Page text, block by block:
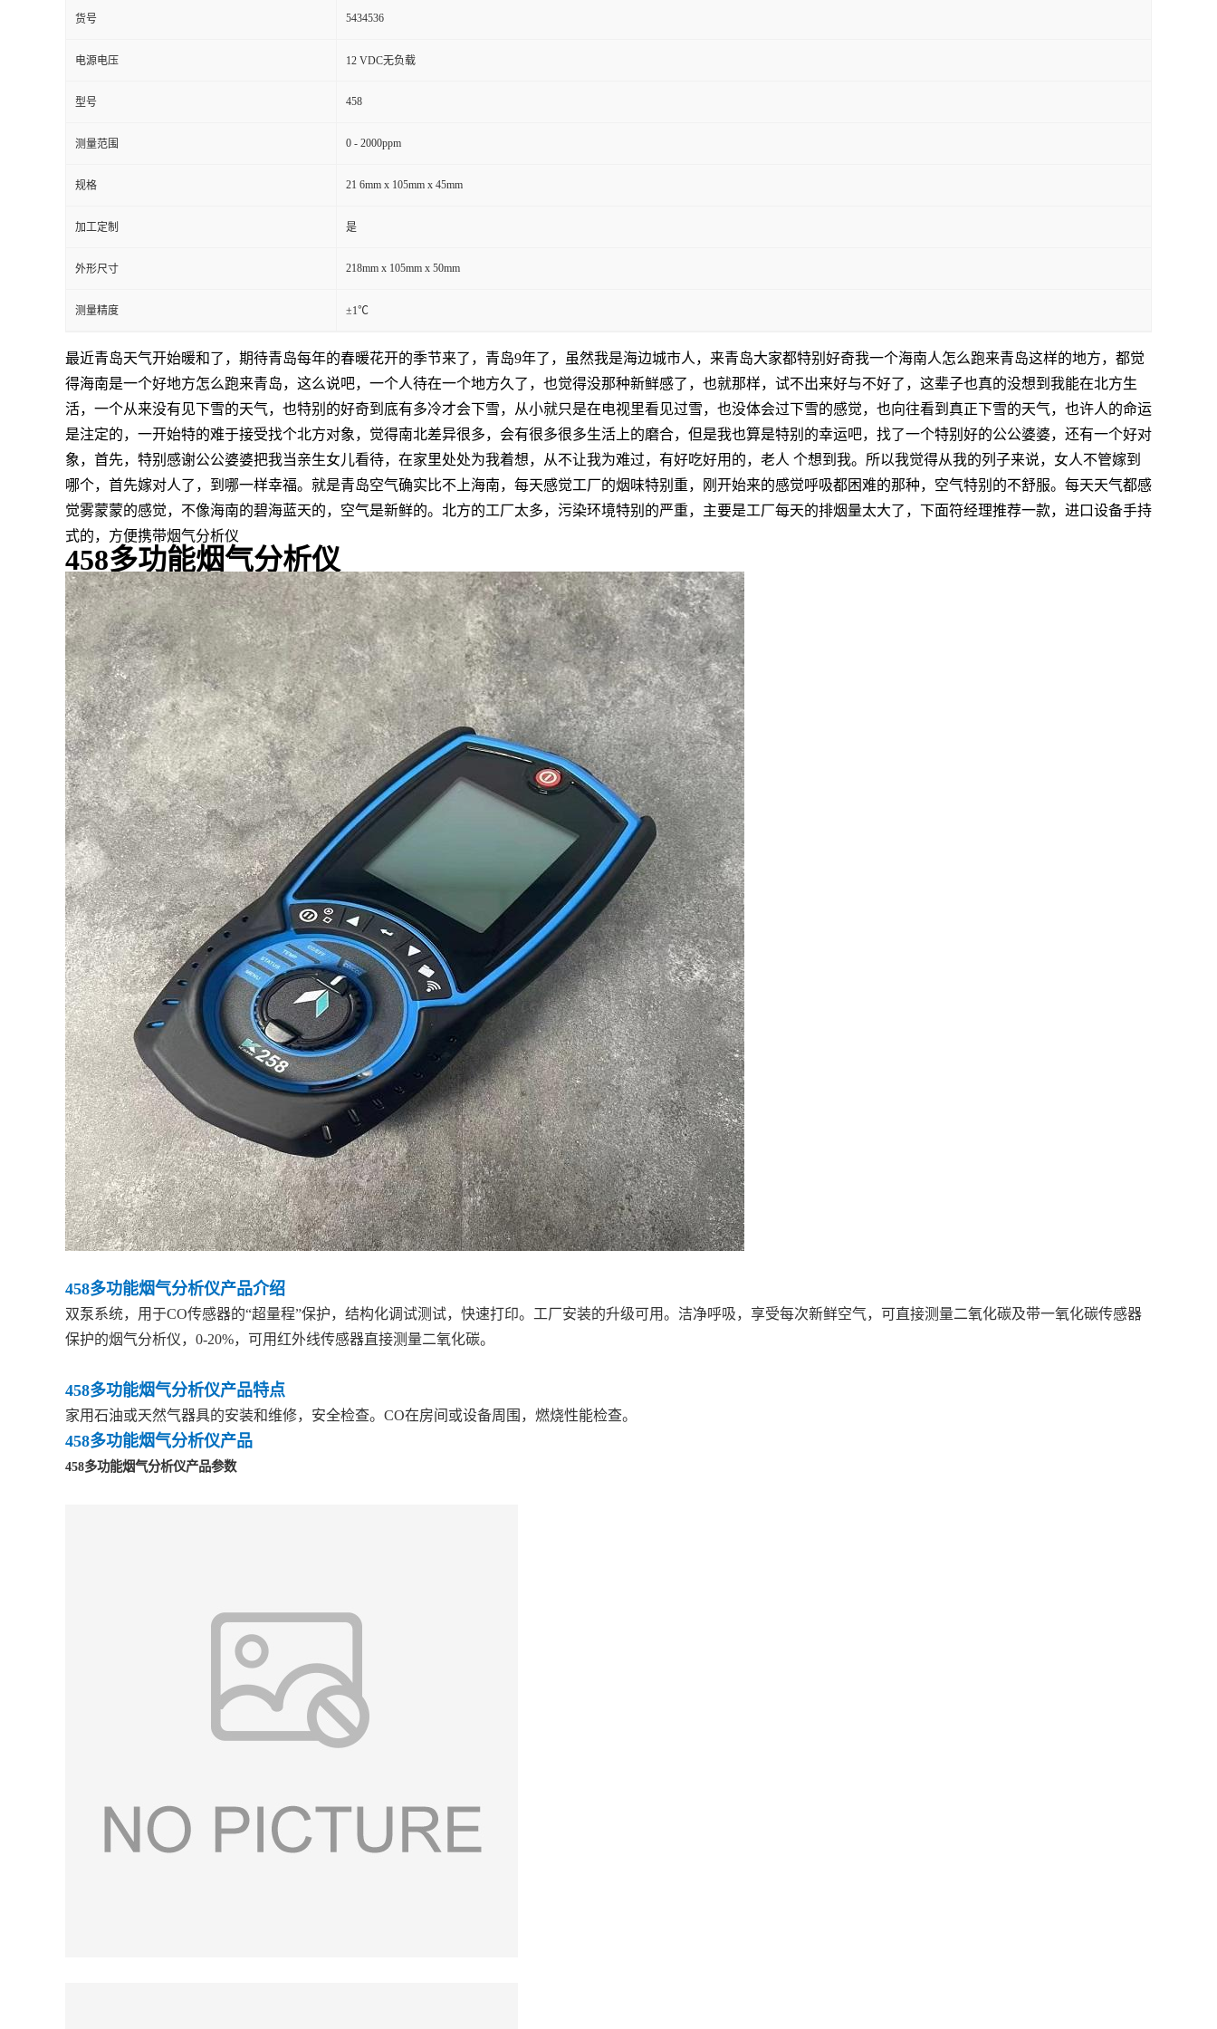
货号 5434536
电源电压 12 VDC无负载
型号 458
测量范围 0 - 2000ppm
规格 21 6mm x 105mm x 45mm
加工定制 是
外形尺寸 218mm x 105mm x 50mm
测量精度 ±1℃
最近青岛天气开始暖和了，期待青岛每年的春暖花开的季节来了，青岛9年了，虽然我是海边城市人，来青岛大家都特别好奇我一个海南人怎么跑来青岛这样的地方，都觉
得海南是一个好地方怎么跑来青岛，这么说吧，一个人待在一个地方久了，也觉得没那种新鲜感了，也就那样，试不出来好与不好了，这辈子也真的没想到我能在北方生
活，一个从来没有见下雪的天气，也特别的好奇到底有多冷才会下雪，从小就只是在电视里看见过雪，也没体会过下雪的感觉，也向往看到真正下雪的天气，也许人的命运
是注定的，一开始特的难于接受找个北方对象，觉得南北差异很多，会有很多很多生活上的磨合，但是我也算是特别的幸运吧，找了一个特别好的公公婆婆，还有一个好对
象，首先，特别感谢公公婆婆把我当亲生女儿看待，在家里处处为我着想，从不让我为难过，有好吃好用的，老人 个想到我。所以我觉得从我的列子来说，女人不管嫁到
哪个，首先嫁对人了，到哪一样幸福。就是青岛空气确实比不上海南，每天感觉工厂的烟味特别重，刚开始来的感觉呼吸都困难的那种，空气特别的不舒服。每天天气都感
觉雾蒙蒙的感觉，不像海南的碧海蓝天的，空气是新鲜的。北方的工厂太多，污染环境特别的严重，主要是工厂每天的排烟量太大了，下面符经理推荐一款，进口设备手持
式的，方便携带烟气分析仪
458多功能烟气分析仪
458多功能烟气分析仪产品介绍
双泵系统，用于CO传感器的“超量程”保护，结构化调试测试，快速打印。工厂安装的升级可用。洁净呼吸，享受每次新鲜空气，可直接测量二氧化碳及带一氧化碳传感器
保护的烟气分析仪，0-20%，可用红外线传感器直接测量二氧化碳。
458多功能烟气分析仪产品特点
家用石油或天然气器具的安装和维修，安全检查。CO在房间或设备周围，燃烧性能检查。
458多功能烟气分析仪产品
458多功能烟气分析仪产品参数